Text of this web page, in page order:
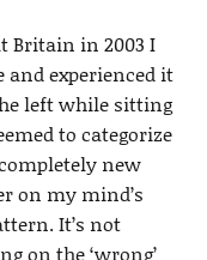
Britain in 2003 I
experienced it
left while sitting
to categorize
new
on my mind’s
It’s not
on the ‘wrong’